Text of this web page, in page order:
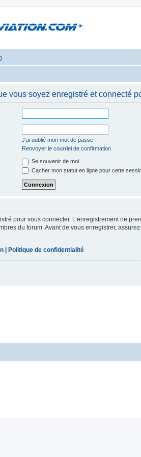
vous soyez enregistré et connecté
J’ai oublié mon mot de passe
Renvoyer le courriel de confirmation
Se souvenir de moi
Cacher mon statut en ligne pour cette
pour vous connecter. L’enregistrement ne
du forum. Avant de vous enregistrer,
| Politique de confidentialité